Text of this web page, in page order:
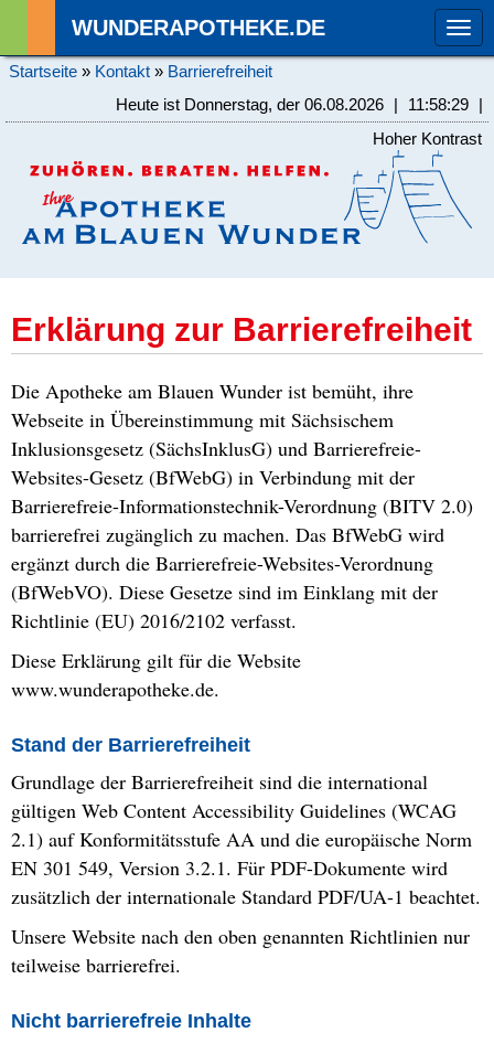
WUNDERAPOTHEKE.DE
Startseite » Kontakt » Barrierefreiheit
Heute ist Donnerstag, der 06.08.2026 | 11:58:29 |
Hoher Kontrast
Erklärung zur Barrierefreiheit
Die Apotheke am Blauen Wunder ist bemüht, ihre
Webseite in Übereinstimmung mit Sächsischem
Inklusionsgesetz (SächsInklusG) und Barrierefreie-
Websites-Gesetz (BfWebG) in Verbindung mit der
Barrierefreie-Informationstechnik-Verordnung (BITV 2.0)
barrierefrei zugänglich zu machen. Das BfWebG wird
ergänzt durch die Barrierefreie-Websites-Verordnung
(BfWebVO). Diese Gesetze sind im Einklang mit der
Richtlinie (EU) 2016/2102 verfasst.
Diese Erklärung gilt für die Website
www.wunderapotheke.de.
Stand der Barrierefreiheit
Grundlage der Barrierefreiheit sind die international
gültigen Web Content Accessibility Guidelines (WCAG
2.1) auf Konformitätsstufe AA und die europäische Norm
EN 301 549, Version 3.2.1. Für PDF-Dokumente wird
zusätzlich der internationale Standard PDF/UA-1 beachtet.
Unsere Website nach den oben genannten Richtlinien nur
teilweise barrierefrei.
Nicht barrierefreie Inhalte